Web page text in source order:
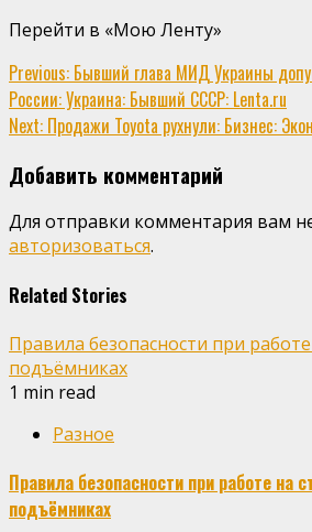
Перейти в «Мою Ленту»
Continue
Reading
Previous: Бывший глава МИД Украины
России: Украина: Бывший СССР: Lenta.ru
Next: Продажи Toyota рухнули: Бизнес:
Добавить комментарий
Для отправки комментария вам
авторизоваться.
Related Stories
Правила безопасности при
подъёмниках
1 min read
Разное
Правила безопасности при работе на
подъёмниках